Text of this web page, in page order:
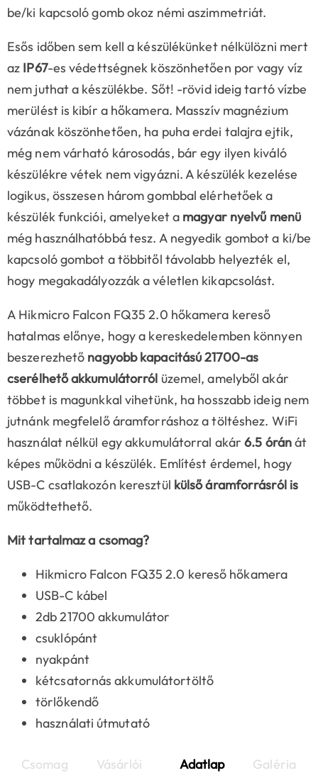
be/ki kapcsoló gomb okoz némi aszimmetriát.
Esős időben sem kell a készülékünket nélkülözni mert
az IP67-es védettségnek köszönhetően por vagy víz
nem juthat a készülékbe. Sőt! -rövid ideig tartó vízbe
merülést is kibír a hőkamera. Masszív magnézium
vázának köszönhetően, ha puha erdei talajra ejtik,
még nem várható károsodás, bár egy ilyen kiváló
készülékre vétek nem vigyázni. A készülék kezelése
logikus, összesen három gombbal elérhetőek a
készülék funkciói, amelyeket a magyar nyelvű menü
még használhatóbbá tesz. A negyedik gombot a ki/be
kapcsoló gombot a többitől távolabb helyezték el,
hogy megakadályozzák a véletlen kikapcsolást.
A Hikmicro Falcon FQ35 2.0 hőkamera kereső
hatalmas előnye, hogy a kereskedelemben könnyen
beszerezhető nagyobb kapacitású 21700-as
cserélhető akkumulátorról üzemel, amelyből akár
többet is magunkkal vihetünk, ha hosszabb ideig nem
jutnánk megfelelő áramforráshoz a töltéshez. WiFi
használat nélkül egy akkumulátorral akár 6.5 óránát
képes működni a készülék. Említést érdemel, hogy
USB-C csatlakozón keresztül külső áramforrásról is
működtethető.
Mit tartalmaz a csomag?
Hikmicro Falcon FQ35 2.0 kereső hőkamera
USB-C kábel
2db 21700 akkumulátor
csuklópánt
nyakpánt
kétcsatornás akkumulátortöltő
törlőkendő
használati útmutató
Csomag
Vásárlói
Adatlap Galéria